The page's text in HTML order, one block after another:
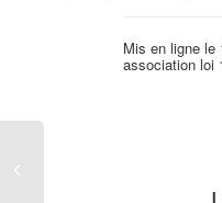
Mis en ligne le
association loi